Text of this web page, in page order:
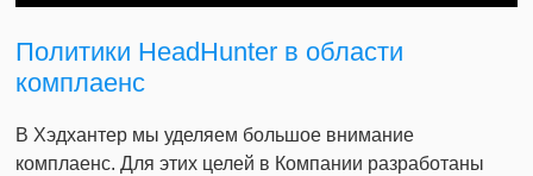
Политики HeadHunter в области
комплаенс
В Хэдхантер мы уделяем большое внимание
комплаенс. Для этих целей в Компании разработаны